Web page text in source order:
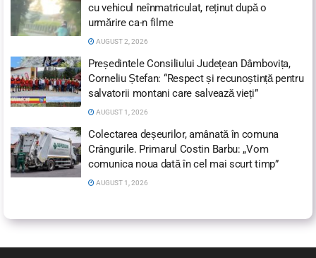
cu vehicul neînmatriculat, reținut după o
urmărire ca-n filme
AUGUST 2, 2026
Președintele Consiliului Județean Dâmbovița,
Corneliu Ștefan: “Respect și recunoștință pentru
salvatorii montani care salvează vieți”
AUGUST 1, 2026
Colectarea deșeurilor, amânată în comuna
Crângurile. Primarul Costin Barbu: „Vom
comunica noua dată în cel mai scurt timp”
AUGUST 1, 2026